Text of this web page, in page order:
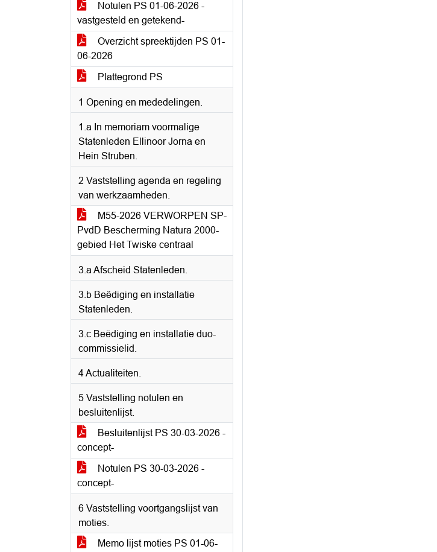
Notulen PS 01-06-2026 -
vastgesteld en getekend-
Overzicht spreektijden PS 01-
06-2026
Plattegrond PS
1 Opening en mededelingen.
1.a In memoriam voormalige
Statenleden Ellinoor Jorna en
Hein Struben.
2 Vaststelling agenda en regeling
van werkzaamheden.
M55-2026 VERWORPEN SP-
PvdD Bescherming Natura 2000-
gebied Het Twiske centraal
3.a Afscheid Statenleden.
3.b Beëdiging en installatie
Statenleden.
3.c Beëdiging en installatie duo-
commissielid.
4 Actualiteiten.
5 Vaststelling notulen en
besluitenlijst.
Besluitenlijst PS 30-03-2026 -
concept-
Notulen PS 30-03-2026 -
concept-
6 Vaststelling voortgangslijst van
moties.
Memo lijst moties PS 01-06-